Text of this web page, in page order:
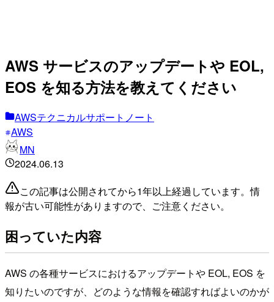
AWS サービスのアップデートや EOL,
EOS を知る方法を教えてください
AWSテクニカルサポートノート
AWS
MN
2024.06.13
この記事は公開されてから1年以上経過しています。情
報が古い可能性がありますので、ご注意ください。
困っていた内容
AWS の各種サービスにおけるアップデートや EOL, EOS を
知りたいのですが、どのような情報を確認すればよいのかが